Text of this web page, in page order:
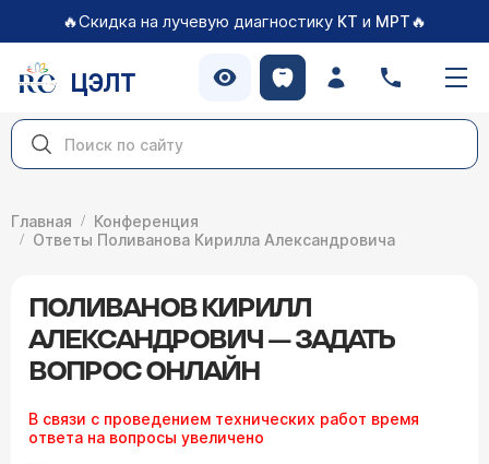
🔥Скидка на лучевую диагностику КТ и МРТ🔥
ЦЭЛТ
Главная
Конференция
Ответы Поливанова Кирилла Александровича
ПОЛИВАНОВ КИРИЛЛ
АЛЕКСАНДРОВИЧ — ЗАДАТЬ
ВОПРОС ОНЛАЙН
В связи с проведением технических работ время
ответа на вопросы увеличено